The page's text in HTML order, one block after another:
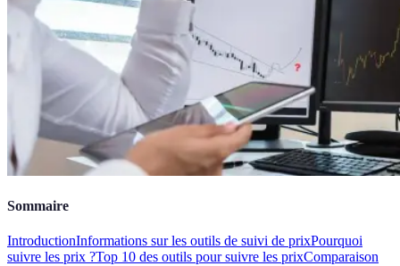
Sommaire
IntroductionInformations sur les outils de suivi de prixPourquoi
suivre les prix ?Top 10 des outils pour suivre les prixComparaison